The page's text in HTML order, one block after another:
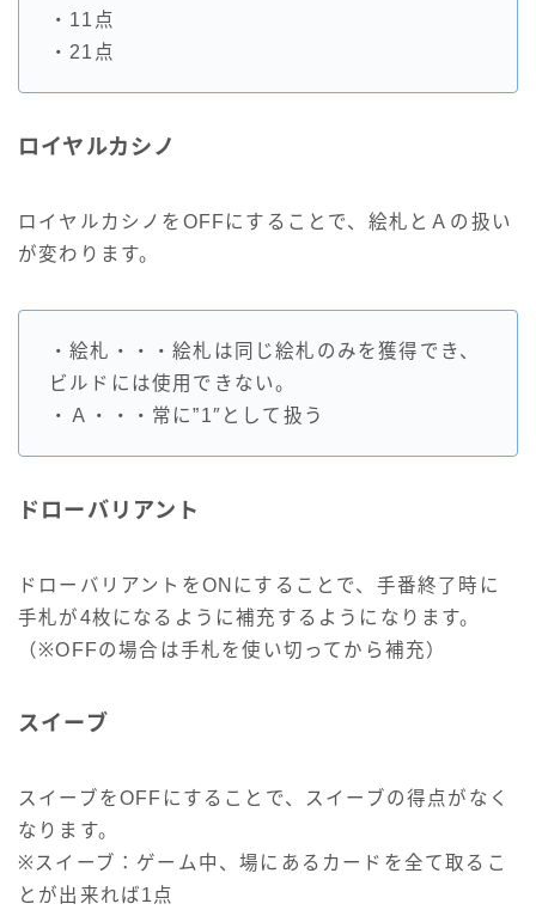
・11点
・21点
ロイヤルカシノ
ロイヤルカシノをOFFにすることで、絵札とＡの扱い
が変わります。
・絵札・・・絵札は同じ絵札のみを獲得でき、
ビルドには使用できない。
・Ａ・・・常に”1″として扱う
ドローバリアント
ドローバリアントをONにすることで、手番終了時に
手札が4枚になるように補充するようになります。
（※OFFの場合は手札を使い切ってから補充）
スイーブ
スイーブをOFFにすることで、スイーブの得点がなく
なります。
※スイーブ：ゲーム中、場にあるカードを全て取るこ
とが出来れば1点